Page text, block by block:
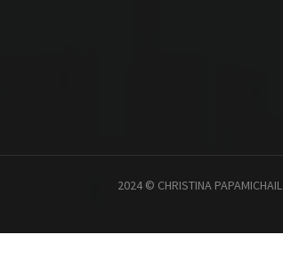
2024 © CHRISTINA PAPAMICHAIL